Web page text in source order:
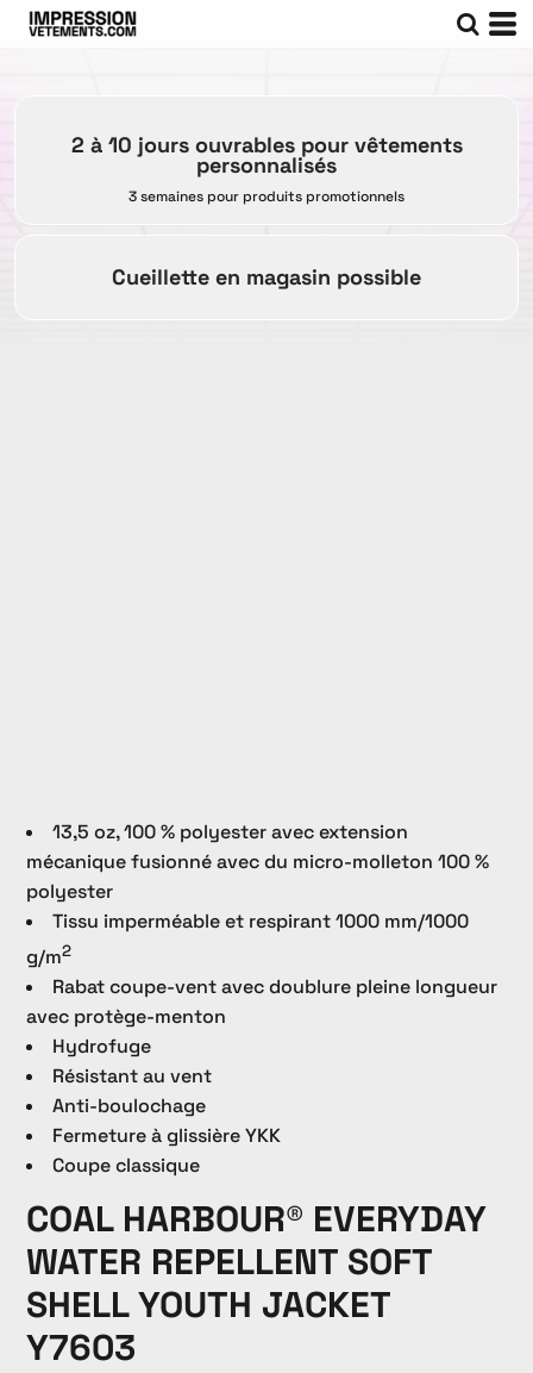
2 à 10 jours ouvrables pour vêtements
personnalisés
3 semaines pour produits promotionnels
Cueillette en magasin possible
13,5 oz, 100 % polyester avec extension
mécanique fusionné avec du micro-molleton 100 %
polyester
Tissu imperméable et respirant 1000 mm/1000
g/m2
Rabat coupe-vent avec doublure pleine longueur
avec protège-menton
Hydrofuge
Résistant au vent
Anti-boulochage
Fermeture à glissière YKK
Coupe classique
COAL HARBOUR® EVERYDAY
WATER REPELLENT SOFT
SHELL YOUTH JACKET
Y7603